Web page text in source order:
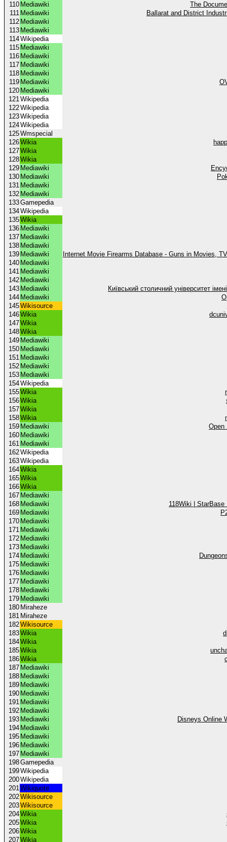
110 Mediawiki
The
111 Mediawiki
Ballarat and District
112 Mediawiki
113 Mediawiki
114Wikipedia
115 Mediawiki
116 Mediawiki
117 Mediawiki
118 Mediawiki
119 Mediawiki
120 Mediawiki
121Wikipedia
122Wikipedia
123Wikipedia
124Wikipedia
125Wmspecial
126Wikia
127Wikia
128Wikia
129 Mediawiki
130 Mediawiki
131 Mediawiki
132 Mediawiki
133Gamepedia
134Wikipedia
135Wikia
136 Mediawiki
137 Mediawiki
138 Mediawiki
139 Mediawiki
Internet Movie Firearms Database - Guns in Movies,
140 Mediawiki
141 Mediawiki
142 Mediawiki
143 Mediawiki
Київський столичний університет
144 Mediawiki
145Wikisource
146Wikia
147Wikia
148Wikia
149 Mediawiki
150 Mediawiki
151 Mediawiki
152 Mediawiki
153 Mediawiki
154Wikipedia
155Wikia
156Wikia
157Wikia
158Wikia
159 Mediawiki
Open
160 Mediawiki
161 Mediawiki
162Wikipedia
163Wikipedia
164Wikia
165Wikia
166Wikia
167 Mediawiki
168 Mediawiki
118Wiki |
169 Mediawiki
170 Mediawiki
171 Mediawiki
172 Mediawiki
173 Mediawiki
174 Mediawiki
175 Mediawiki
176 Mediawiki
177 Mediawiki
178 Mediawiki
179 Mediawiki
180 Miraheze
181 Miraheze
182Wikisource
183Wikia
184Wikia
185Wikia
186Wikia
187 Mediawiki
188 Mediawiki
189 Mediawiki
190 Mediawiki
191 Mediawiki
192 Mediawiki
193 Mediawiki
Disneys Online
194 Mediawiki
195 Mediawiki
196 Mediawiki
197 Mediawiki
198Gamepedia
199Wikipedia
200Wikipedia
201Wikiquote
202Wikisource
203Wikisource
204Wikia
205Wikia
206Wikia
207Wikia